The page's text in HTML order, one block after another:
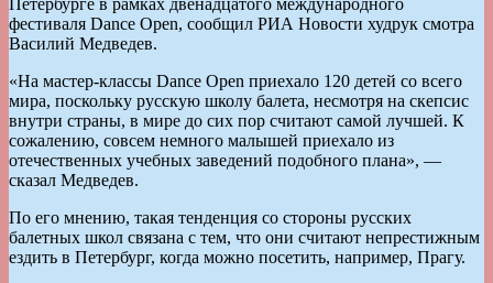
фестиваля Dance Open, сообщил РИА Новости худрук смотра
Василий Медведев.
«На мастер-классы Dance Open приехало 120 детей со всего
мира, поскольку русскую школу балета, несмотря на скепсис
внутри страны, в мире до сих пор считают самой лучшей. К
сожалению, совсем немного малышей приехало из
отечественных учебных заведений подобного плана», —
сказал Медведев.
По его мнению, такая тенденция со стороны русских
балетных школ связана с тем, что они считают непрестижным
ездить в Петербург, когда можно посетить, например, Прагу.